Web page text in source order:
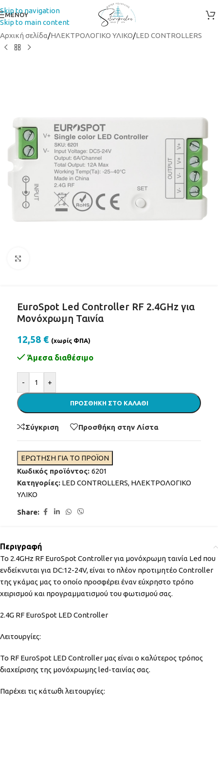
Skip to navigation
Skip to main content
ΜΕΝΟΥ
Αρχική σελίδα/ΗΛΕΚΤΡΟΛΟΓΙΚΟ ΥΛΙΚΟ/LED CONTROLLERS
EuroSpot Led Controller RF 2.4GHz για
Μονόχρωμη Ταινία
12,58 € (χωρίς ΦΠΑ)
Άμεσα διαθέσιμο
- +
ΠΡΟΣΘΉΚΗ ΣΤΟ ΚΑΛΆΘΙ
Σύγκριση Προσθήκη στην Λίστα
ΕΡΩΤΗΣΗ ΓΙΑ ΤΟ ΠΡΟΪΟΝ
Κωδικός προϊόντος: 6201
Κατηγορίες: LED CONTROLLERS, ΗΛΕΚΤΡΟΛΟΓΙΚΟ
ΥΛΙΚΟ
Share:
Περιγραφή
Το 2.4GHz RF EuroSpot Controller για μονόχρωμη ταινία Led που
ενδείκνυται για DC:12-24V, είναι το πλέον προτιμητέο Controller
της γκάμας μας το οποίο προσφέρει έναν εύχρηστο τρόπο
χειρισμού και προγραμματισμού του φωτισμού σας.
2.4G RF EuroSpot LED Controller
Λειτουργίες:
Το RF EuroSpot LED Controller μας είναι ο καλύτερος τρόπος
διαχείρισης της μονόχρωμης led-ταινίας σας.
Παρέχει τις κάτωθι λειτουργίες: